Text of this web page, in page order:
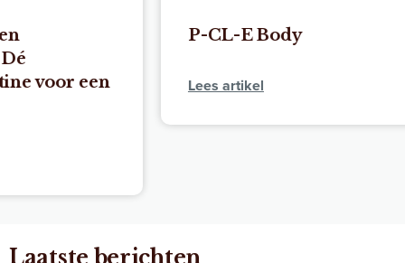
Lees artikel
Laatste berichten